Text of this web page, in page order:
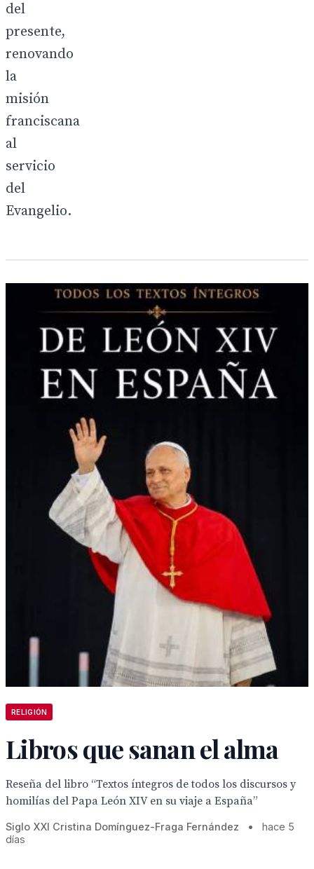
del
presente,
renovando
la
misión
franciscana
al
servicio
del
Evangelio.
RELIGIÓN
Libros que sanan el alma
Reseña del libro “Textos íntegros de todos los discursos y
homilías del Papa León XIV en su viaje a España”
Siglo XXI Cristina Domínguez-Fraga Fernández •
hace 5
días